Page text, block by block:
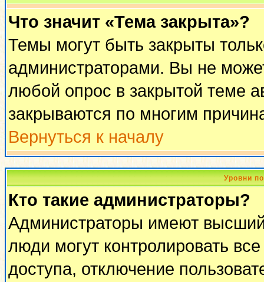
Что значит «Тема закрыта»?
Темы могут быть закрыты
администраторами. Вы не
любой опрос в закрытой теме
закрываются по многим
Вернуться к началу
Уровни
Кто такие администраторы?
Администраторы имеют
люди могут контролировать
доступа, отключение